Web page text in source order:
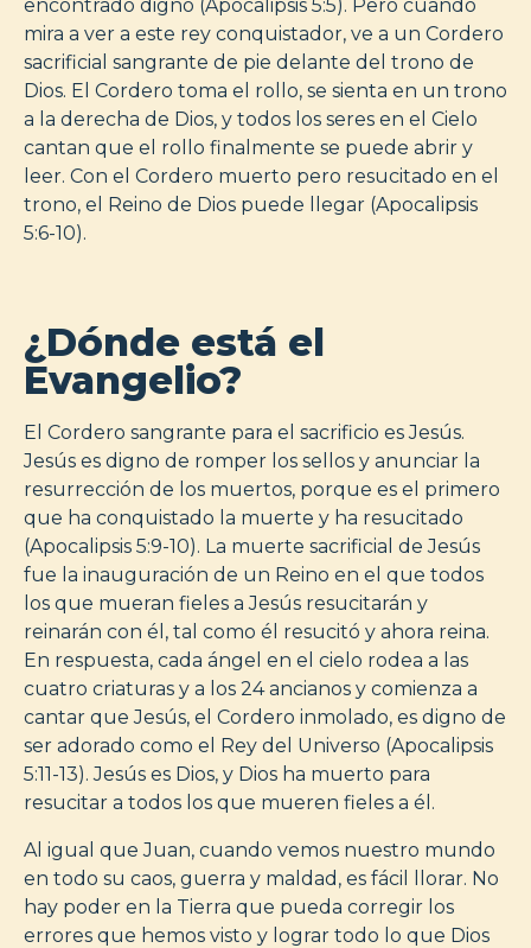
encontrado digno (Apocalipsis 5:5). Pero cuando
mira a ver a este rey conquistador, ve a un Cordero
sacrificial sangrante de pie delante del trono de
Dios. El Cordero toma el rollo, se sienta en un trono
a la derecha de Dios, y todos los seres en el Cielo
cantan que el rollo finalmente se puede abrir y
leer. Con el Cordero muerto pero resucitado en el
trono, el Reino de Dios puede llegar (Apocalipsis
5:6-10).
¿Dónde está el
Evangelio?
El Cordero sangrante para el sacrificio es Jesús.
Jesús es digno de romper los sellos y anunciar la
resurrección de los muertos, porque es el primero
que ha conquistado la muerte y ha resucitado
(Apocalipsis 5:9-10). La muerte sacrificial de Jesús
fue la inauguración de un Reino en el que todos
los que mueran fieles a Jesús resucitarán y
reinarán con él, tal como él resucitó y ahora reina.
En respuesta, cada ángel en el cielo rodea a las
cuatro criaturas y a los 24 ancianos y comienza a
cantar que Jesús, el Cordero inmolado, es digno de
ser adorado como el Rey del Universo (Apocalipsis
5:11-13). Jesús es Dios, y Dios ha muerto para
resucitar a todos los que mueren fieles a él.
Al igual que Juan, cuando vemos nuestro mundo
en todo su caos, guerra y maldad, es fácil llorar. No
hay poder en la Tierra que pueda corregir los
errores que hemos visto y lograr todo lo que Dios